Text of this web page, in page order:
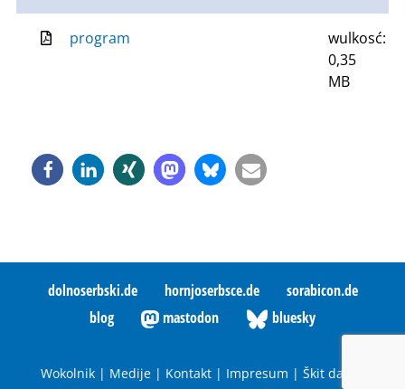
program
wulkosć:
0,35
MB
dolnoserbski.de hornjoserbsce.de
sorabicon.de
blog
mastodon bluesky
Wokolnik| Medije| Kontakt| Impresum | Škit datow